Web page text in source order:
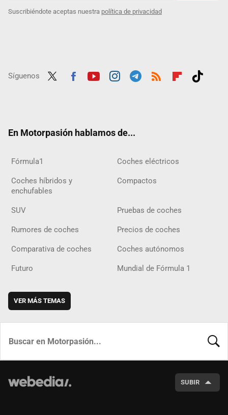
Suscribiéndote aceptas nuestra política de privacidad
Síguenos
En Motorpasión hablamos de...
Fórmula1 Coches eléctricos
Coches híbridos y
enchufables
Compactos
SUV Pruebas de coches
Rumores de coches Precios de coches
Comparativa de coches Coches autónomos
Futuro Mundial de Fórmula 1
VER MÁS TEMAS
SUBIR